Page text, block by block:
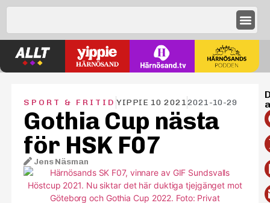
SPORT & FRITID YIPPIE 10 20212021-10-29
Gothia Cup nästa
för HSK F07
Jens Näsman